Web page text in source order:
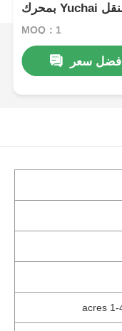
MOQ：1
افضل سعر